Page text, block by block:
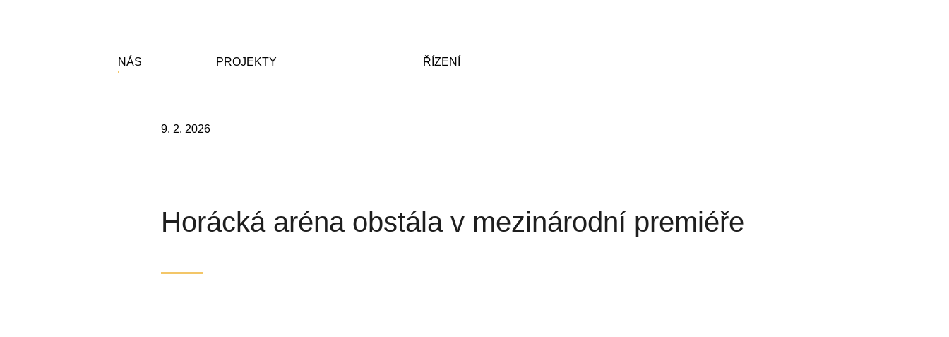
NÁS PROJEKTY ŘÍZENÍ
9. 2. 2026
Horácká aréna obstála v mezinárodní premiéře